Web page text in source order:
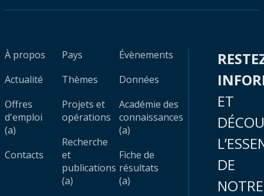
À propos
Actualité
Offres
d'emploi
(a)
Contacts
Pays
Thèmes
Projets et
opérations
Recherche
et
publications
(a)
Évènements
Données
Académie des
connaissances
(a)
Fiche de
résultats
(a)
ET
DE
NOTRE